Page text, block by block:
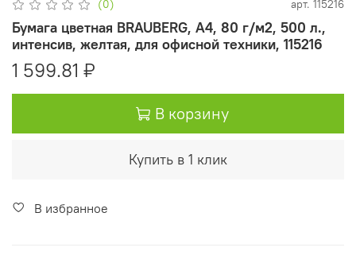
(0) арт. 115216
Бумага цветная BRAUBERG, А4, 80 г/м2, 500 л.,
интенсив, желтая, для офисной техники, 115216
1 599.81 ₽
В корзину
Купить в 1 клик
В избранное